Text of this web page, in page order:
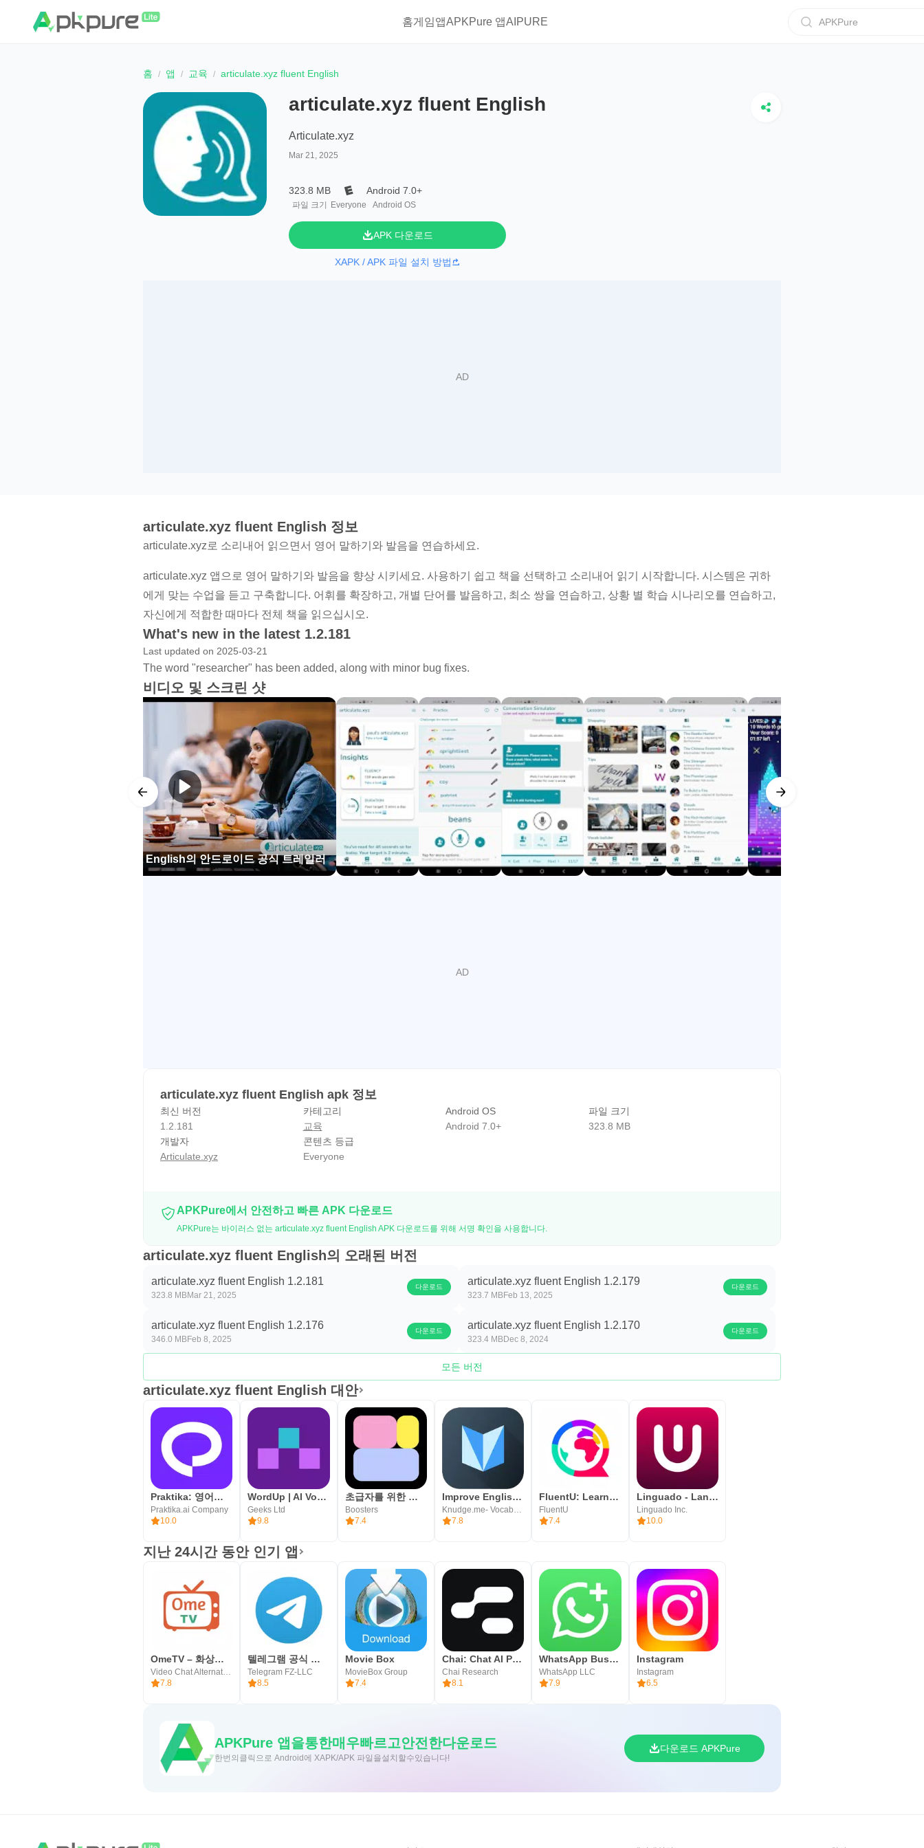
홈게임앱APKPure 앱AIPURE APKPure
홈 앱 교육 articulate.xyz fluent English
articulate.xyz fluent English
Articulate.xyz
Mar 21, 2025
323.8 MB
파일 크기 Everyone
Android 7.0+
Android OS
APK 다운로드
XAPK / APK 파일 설치 방법
articulate.xyz fluent English 정보
articulate.xyz로 소리내어 읽으면서 영어 말하기와 발음을 연습하세요.
articulate.xyz 앱으로 영어 말하기와 발음을 향상 시키세요. 사용하기 쉽고 책을 선택하고 소리내어 읽기 시작합니다. 시스템은 귀하
에게 맞는 수업을 듣고 구축합니다. 어휘를 확장하고, 개별 단어를 발음하고, 최소 쌍을 연습하고, 상황 별 학습 시나리오를 연습하고,
자신에게 적합한 때마다 전체 책을 읽으십시오.
What's new in the latest 1.2.181
Last updated on 2025-03-21
The word "researcher" has been added, along with minor bug fixes.
비디오 및 스크린 샷
articulate.xyz fluent English의 안드로이드 공식 트레일러
articulate.xyz fluent English apk 정보
최신 버전
1.2.181
카테고리
교육
Android OS
Android 7.0+
파일 크기
323.8 MB
개발자
Articulate.xyz
콘텐츠 등급
Everyone
APKPure에서 안전하고 빠른 APK 다운로드
APKPure는 바이러스 없는 articulate.xyz fluent English APK 다운로드를 위해 서명 확인을 사용합니다.
articulate.xyz fluent English의 오래된 버전
articulate.xyz fluent English 1.2.181
323.8 MBMar 21, 2025
다운로드 articulate.xyz fluent English 1.2.179
323.7 MBFeb 13, 2025
다운로드
articulate.xyz fluent English 1.2.176
346.0 MBFeb 8, 2025
다운로드 articulate.xyz fluent English 1.2.170
323.4 MBDec 8, 2024
다운로드
모든 버전
articulate.xyz fluent English 대안
Praktika: 영어회화, 스피킹, 발음, 문법
Praktika.ai Company
10.0
WordUp | AI Vocabulary Builder
Geeks Ltd
9.8
초급자를 위한 영어 학습 - Promova
Boosters
7.4
Improve English-Vocab, Grammar
Knudge.me- Vocabulary Builder & Grammar Apps
7.8
FluentU: Learn Language videos
FluentU
7.4
Linguado - Language Community
Linguado Inc.
10.0
지난 24시간 동안 인기 앱
OmeTV – 화상채팅 대안
7.8
텔레그램 공식 앱 Telegram
Telegram FZ-LLC
8.5
Movie Box
MovieBox Group
7.4
Chai: Chat AI Platform
Chai Research
8.1
WhatsApp Business
WhatsApp LLC
7.9
Instagram
Instagram
6.5
APKPure 앱을통한매우빠르고안전한다운로드
한번의클릭으로 Android에 XAPK/APK 파일을설치할수있습니다!
다운로드 APKPure